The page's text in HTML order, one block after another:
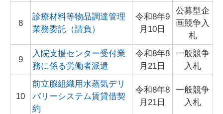
8
診療材料等物品調達管理
業務委託（請負）
令和8年9
月10日
公募型企
画競争入
札
9
入院支援センター受付業
務に係る労働者派遣
令和8年8
月21日
一般競争
入札
10
前立腺組織用水蒸気デリ
バリーシステム賃貸借契
約
令和8年8
月21日
一般競争
入札